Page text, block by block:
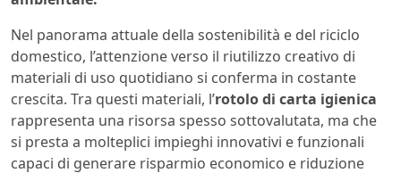
Nel panorama attuale della sostenibilità e del riciclo
domestico, l’attenzione verso il riutilizzo creativo di
materiali di uso quotidiano si conferma in costante
crescita. Tra questi materiali, l’rotolo di carta igienica
rappresenta una risorsa spesso sottovalutata, ma che
si presta a molteplici impieghi innovativi e funzionali
capaci di generare risparmio economico e riduzione